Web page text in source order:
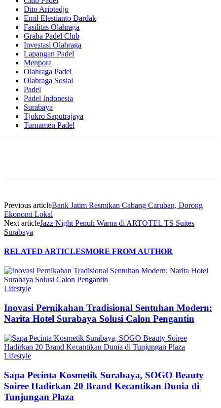
Dito Ariotedjo
Emil Elestianto Dardak
Fasilitas Olahraga
Graha Padel Club
Investasi Olahraga
Lapangan Padel
Menpora
Olahraga Padel
Olahraga Sosial
Padel
Padel Indonesia
Surabaya
Tjokro Saputrajaya
Turnamen Padel
Previous articleBank Jatim Resmikan Cabang Caruban, Dorong
Ekonomi Lokal
Next articleJazz Night Penuh Warna di ARTOTEL TS Suites
Surabaya
RELATED ARTICLESMORE FROM AUTHOR
Lifestyle
Inovasi Pernikahan Tradisional Sentuhan Modern:
Narita Hotel Surabaya Solusi Calon Pengantin
Lifestyle
Sapa Pecinta Kosmetik Surabaya, SOGO Beauty
Soiree Hadirkan 20 Brand Kecantikan Dunia di
Tunjungan Plaza